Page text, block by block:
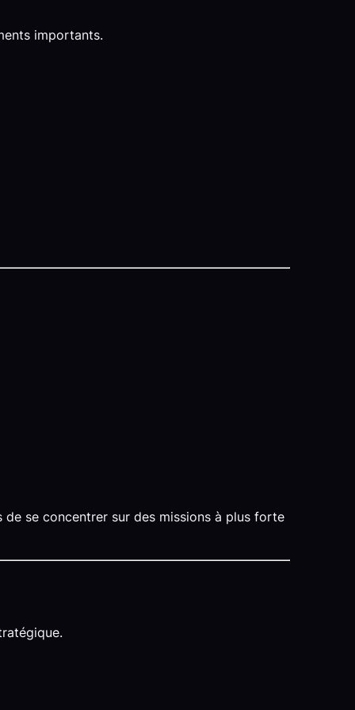
importants.
se concentrer sur des missions à plus forte